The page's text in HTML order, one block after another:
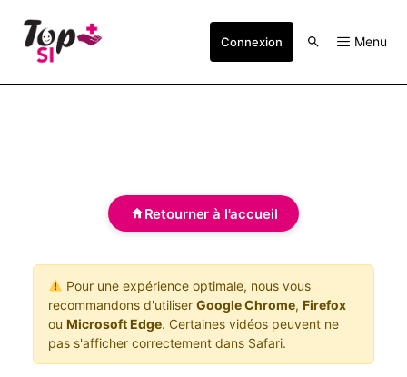
Connexion Menu
Retourner à l'accueil
Pour une expérience optimale, nous vous
recommandons d'utiliser Google Chrome, Firefox
ou Microsoft Edge. Certaines vidéos peuvent ne
pas s'afficher correctement dans Safari.